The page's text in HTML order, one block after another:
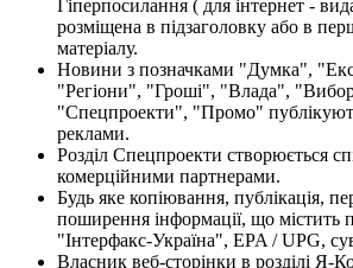
Гіперпосилання ( для інтернет -
розміщена в підзаголовку або в
матеріалу.
Новини з позначками "Думка",
"Регіони", "Гроші", "Влада",
"Спецпроекти", "Промо"
реклами.
Розділ Спецпроекти створюється
комерційними партнерами.
Будь яке копіювання, публікація,
поширення інформації, що містить
"Інтерфакс-Україна", EPA / UPG,
Власник веб-сторінки в розділі Я-